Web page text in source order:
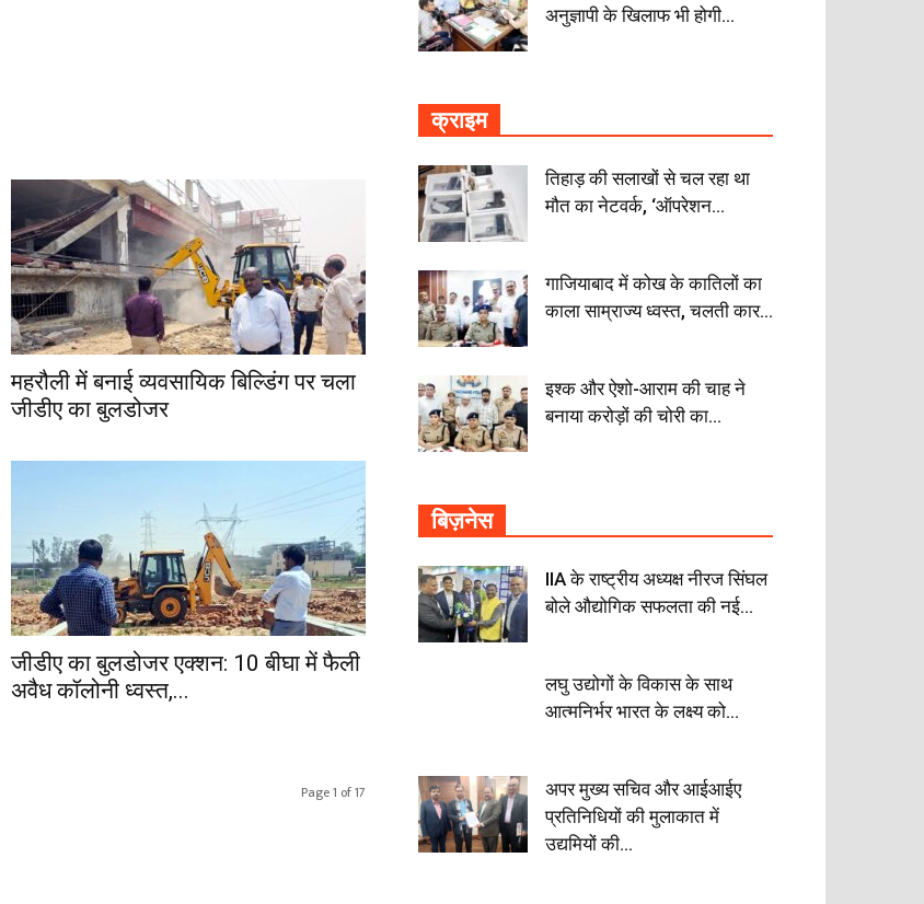
महरौली में बनाई व्यवसायिक बिल्डिंग पर चला
जीडीए का बुलडोजर
जीडीए का बुलडोजर एक्शन: 10 बीघा में फैली
अवैध कॉलोनी ध्वस्त,...
Page 1 of 17
अनुज्ञापी के खिलाफ भी होगी...
क्राइम
तिहाड़ की सलाखों से चल रहा था
मौत का नेटवर्क, ‘ऑपरेशन...
गाजियाबाद में कोख के कातिलों का
काला साम्राज्य ध्वस्त, चलती कार...
इश्क और ऐशो-आराम की चाह ने
बनाया करोड़ों की चोरी का...
बिज़नेस
IIA के राष्ट्रीय अध्यक्ष नीरज सिंघल
बोले औद्योगिक सफलता की नई...
लघु उद्योगों के विकास के साथ
आत्मनिर्भर भारत के लक्ष्य को...
अपर मुख्य सचिव और आईआईए
प्रतिनिधियों की मुलाकात में
उद्यमियों की...